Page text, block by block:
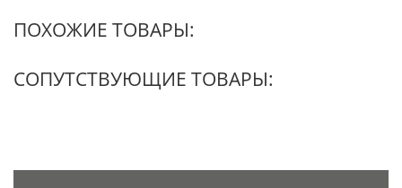
ПОХОЖИЕ ТОВАРЫ:
СОПУТСТВУЮЩИЕ ТОВАРЫ: